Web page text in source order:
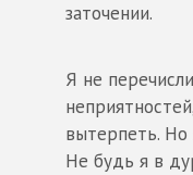
заточении.
Я не
вытерпеть. Но
Не будь я в